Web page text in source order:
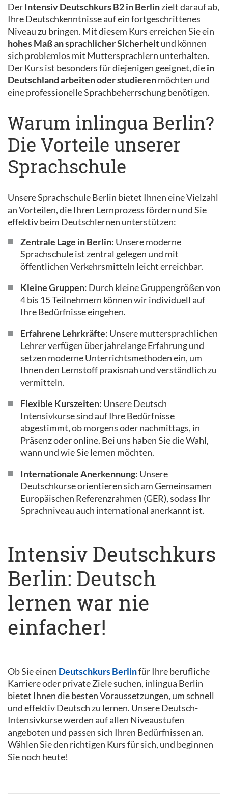
DerIntensiv Deutschkurs B2 in Berlinzielt darauf ab,
Ihre Deutschkenntnisse auf ein fortgeschrittenes
Niveau zu bringen. Mit diesem Kurs erreichen Sie ein
hohes Maß an sprachlicher Sicherheitund können
sich problemlos mit Muttersprachlern unterhalten.
Der Kurs ist besonders für diejenigen geeignet, diein
Deutschland arbeiten oder studierenmöchten und
eine professionelle Sprachbeherrschung benötigen.
Warum inlingua Berlin?
Die Vorteile unserer
Sprachschule
Unsere Sprachschule Berlin bietet Ihnen eine Vielzahl
an Vorteilen, die Ihren Lernprozess fördern und Sie
effektiv beim Deutschlernen unterstützen:
Zentrale Lage in Berlin: Unsere moderne
Sprachschule ist zentral gelegen und mit
öffentlichen Verkehrsmitteln leicht erreichbar.
Kleine Gruppen: Durch kleine Gruppengrößen von
4 bis 15 Teilnehmern können wir individuell auf
Ihre Bedürfnisse eingehen.
Erfahrene Lehrkräfte: Unsere muttersprachlichen
Lehrer verfügen über jahrelange Erfahrung und
setzen moderne Unterrichtsmethoden ein, um
Ihnen den Lernstoff praxisnah und verständlich zu
vermitteln.
Flexible Kurszeiten: Unsere Deutsch
Intensivkurse sind auf Ihre Bedürfnisse
abgestimmt, ob morgens oder nachmittags, in
Präsenz oder online. Bei uns haben Sie die Wahl,
wann und wie Sie lernen möchten.
Internationale Anerkennung: Unsere
Deutschkurse orientieren sich am Gemeinsamen
Europäischen Referenzrahmen (GER), sodass Ihr
Sprachniveau auch international anerkannt ist.
Intensiv Deutschkurs
Berlin: Deutsch
lernen war nie
einfacher!
Ob Sie einen Deutschkurs Berlinfür Ihre berufliche
Karriere oder private Ziele suchen, inlingua Berlin
bietet Ihnen die besten Voraussetzungen, um schnell
und effektiv Deutsch zu lernen. Unsere Deutsch-
Intensivkurse werden auf allen Niveaustufen
angeboten und passen sich Ihren Bedürfnissen an.
Wählen Sie den richtigen Kurs für sich, und beginnen
Sie noch heute!